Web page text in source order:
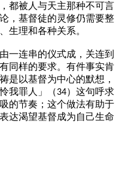
都被人与天主那种不可言
，基督徒的灵修仍需要整
生理和各种关系。
一连串的仪式成，关连到
同样的要求。有件事实肯
是以基督为中心的默想，
我罪人」（34）这句呼求
的节奏；这个做法有助于
达渴望基督成为自己生命